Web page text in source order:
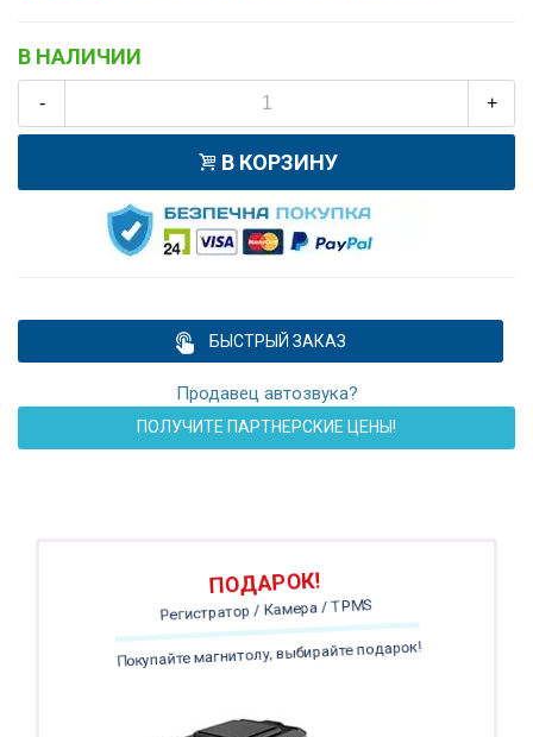
В НАЛИЧИИ
- +
В КОРЗИНУ
БЫСТРЫЙ ЗАКАЗ
Продавец автозвука?
ПОЛУЧИТЕ ПАРТНЕРСКИЕ ЦЕНЫ!
ПОДАРОК!
Регистратор / Камера / TPMS
Покупайте магнитолу, выбирайте подарок!